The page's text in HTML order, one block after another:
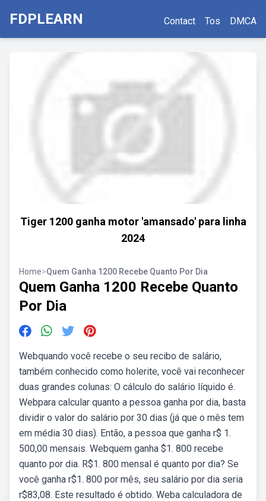
FDPLEARN Contact Tos DMCA
Tiger 1200 ganha motor 'amansado' para linha
2024
Home>Quem Ganha 1200 Recebe Quanto Por Dia
Quem Ganha 1200 Recebe Quanto
Por Dia
Webquando você recebe o seu recibo de salário,
também conhecido como holerite, você vai reconhecer
duas grandes colunas: O cálculo do salário líquido é.
Webpara calcular quanto a pessoa ganha por dia, basta
dividir o valor do salário por 30 dias (já que o mês tem
em média 30 dias). Então, a pessoa que ganha r$ 1.
500,00 mensais. Webquem ganha $1. 800 recebe
quanto por dia. R$1. 800 mensal é quanto por dia? Se
você ganha r$1. 800 por mês, seu salário por dia seria
r$83,08. Este resultado é obtido. Weba calculadora de